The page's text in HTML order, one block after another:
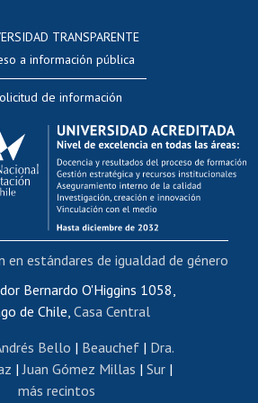
Evaluación docente
académica
Postulación al AUCAI
Funcionarias/os
internos de capacitación
Bienestar del personal
de movilidad interna
Certificado de renta
de renta honorarios
Editar páginas blancas
Extranjeras/os
TRANSPARENTE
a información pública
de información
Bernardo O'Higgins 1058,
de Chile,Casa Central
Bello | Beauchef| Dra.
|Juan Gómez Millas | Sur |
más recintos
en estándares de igualdad de género